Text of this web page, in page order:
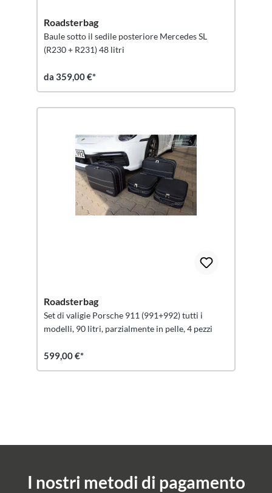
Roadsterbag
Baule sotto il sedile posteriore Mercedes SL
(R230 + R231) 48 litri
da 359,00 €*
Roadsterbag
Set di valigie Porsche 911 (991+992) tutti i
modelli, 90 litri, parzialmente in pelle, 4 pezzi
599,00 €*
I nostri metodi di pagamento